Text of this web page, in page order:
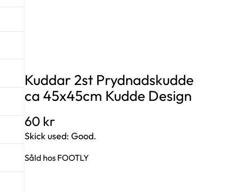
Kuddar 2st Prydnadskudde
ca 45x45cm Kudde Design
60 kr
Skick used: Good.
Såld hos FOOTLY